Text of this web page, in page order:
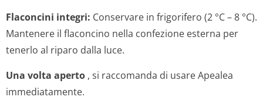
Flaconcini integri: Conservare in frigorifero (2 °C – 8 °C).
Mantenere il flaconcino nella confezione esterna per
tenerlo al riparo dalla luce.
Una volta aperto , si raccomanda di usare Apealea
immediatamente.